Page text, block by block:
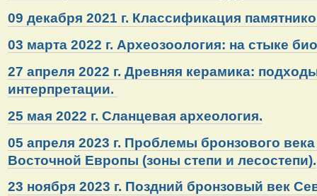
09 декабря 2021 г. Классификация
03 марта 2022 г. Археозоология: на стыке
27 апреля 2022 г. Древняя керамика:
интерпретации.
25 мая 2022 г. Сланцевая археология.
05 апреля 2023 г. Проблемы бронзового
Восточной Европы (зоны степи и лесостепи).
23 ноября 2023 г. Поздний бронзовый век